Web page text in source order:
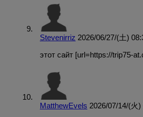
Stevenirriz 2026/06/27/(土)
этот сайт [url=https://trip75-
MatthewEvels 2026/07/14/(火)